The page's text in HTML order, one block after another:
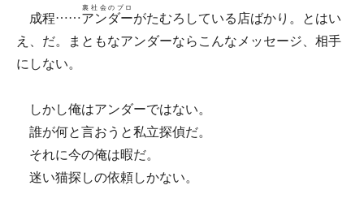
成程……アンダー
裏社会のプロ
がたむろしている店ばかり。とはい
え、だ。まともなアンダーならこんなメッセージ、相手
にしない。
しかし俺はアンダーではない。
誰が何と言おうと私立探偵だ。
それに今の俺は暇だ。
迷い猫探しの依頼しかない。